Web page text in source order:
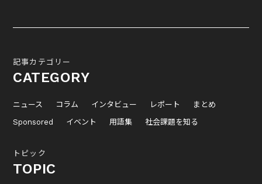
記事カテゴリー
CATEGORY
ニュース コラム インタビュー レポート
まとめ
Sponsored
イベント 用語集 社会課題を知る
トピック
TOPIC